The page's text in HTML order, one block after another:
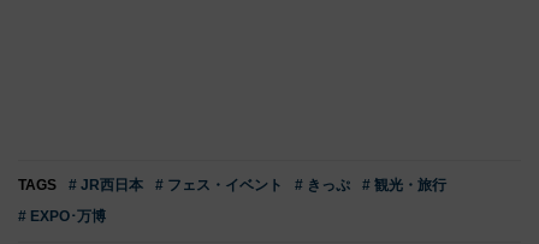
TAGS # JR西日本 # フェス・イベント # きっぷ
# 観光・旅行
# EXPO･万博